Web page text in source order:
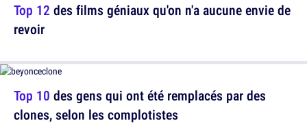
Top 10 des gens qui ont été remplacés par des
clones, selon les complotistes
Top 12 des films géniaux qu'on n'a aucune envie de
revoir